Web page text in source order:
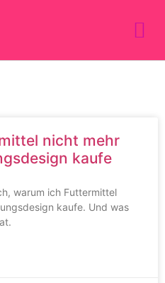
nicht mehr
kaufe
warum ich Futtermittel
kaufe. Und was